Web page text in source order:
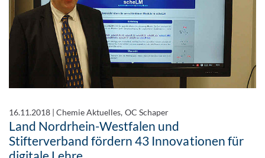
16.11.2018 |Chemie Aktuelles, OC Schaper
Land Nordrhein-Westfalen und
Stifterverband fördern 43 Innovationen für